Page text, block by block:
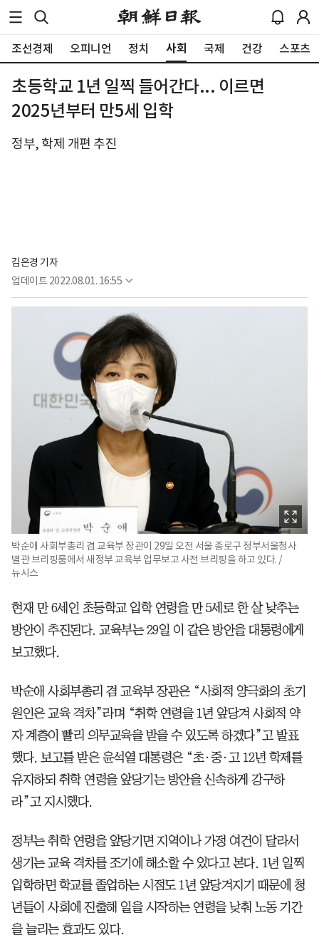
조선경제 오피니언 정치 사회 국제 건강 스포츠
초등학교 1년 일찍 들어간다... 이르면
2025년부터 만5세 입학
정부, 학제 개편 추진
김은경 기자
업데이트 2022.08.01. 16:55
박순애 사회부총리 겸 교육부 장관이 29일 오전 서울 종로구 정부서울청사
별관 브리핑룸에서 새정부 교육부 업무보고 사전 브리핑을 하고 있다. /
뉴시스
현재 만 6세인 초등학교 입학 연령을 만 5세로 한 살 낮추는
방안이 추진된다. 교육부는 29일 이 같은 방안을 대통령에게
보고했다.
박순애 사회부총리 겸 교육부 장관은 “사회적 양극화의 초기
원인은 교육 격차”라며 “취학 연령을 1년 앞당겨 사회적 약
자 계층이 빨리 의무교육을 받을 수 있도록 하겠다”고 발표
했다. 보고를 받은 윤석열 대통령은 “초·중·고 12년 학제를
유지하되 취학 연령을 앞당기는 방안을 신속하게 강구하
라”고 지시했다.
정부는 취학 연령을 앞당기면 지역이나 가정 여건이 달라서
생기는 교육 격차를 조기에 해소할 수 있다고 본다. 1년 일찍
입학하면 학교를 졸업하는 시점도 1년 앞당겨지기 때문에 청
년들이 사회에 진출해 일을 시작하는 연령을 낮춰 노동 기간
을 늘리는 효과도 있다.